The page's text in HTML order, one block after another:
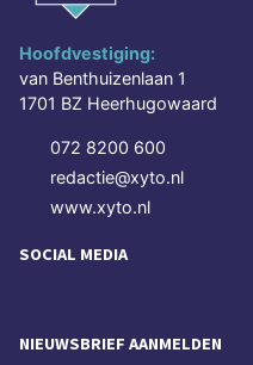
Hoofdvestiging:
van Benthuizenlaan 1
1701 BZ Heerhugowaard
072 8200 600
redactie@xyto.nl
www.xyto.nl
SOCIAL MEDIA
NIEUWSBRIEF AANMELDEN